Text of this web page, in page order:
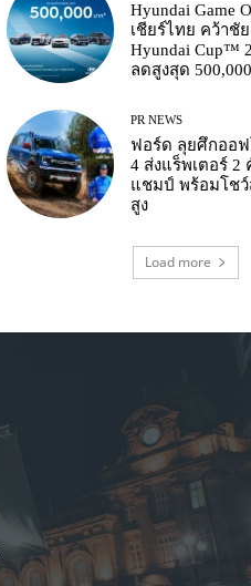
Hyundai Game
เชียร์ไทย คว้าชั
Hyundai Cup™
ลดสูงสุด
PR NEWS
ฟอร์ด ลุยศึกออฟ
4 ส่งแร็พเตอร์ 2
แชมป์ พร้อมโช
สูง
Load more